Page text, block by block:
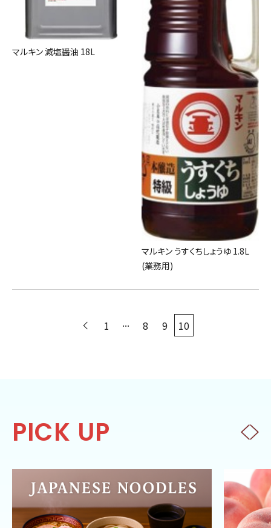
マルキン 減塩醤油 18L
マルキン うすくちしょうゆ 1.8L
(業務用)
1 ... 8 9 10
PICK UP